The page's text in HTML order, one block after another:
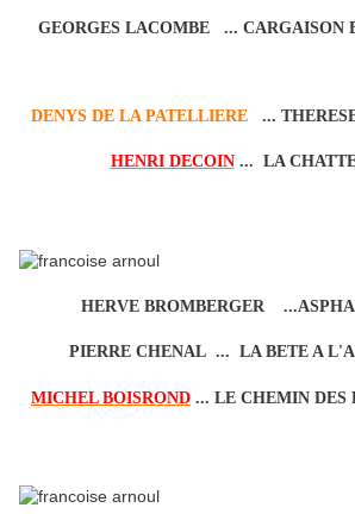
GEORGES LACOMBE ...
DENYS DE LA PATELLIERE ...
HENRI DECOIN ... LA
HERVE BROMBERGER
PIERRE CHENAL ... LA BETE A
MICHEL BOISROND ... LE CHEMIN DES